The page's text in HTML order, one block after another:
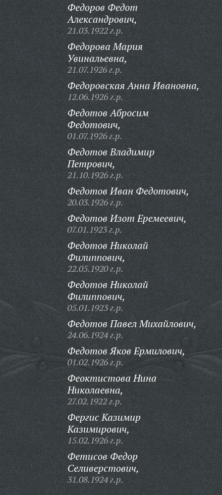
Федоров Федот
Александрович,
21.03.1922 г.р.
Федорова Мария
Увинальевна,
21.07.1926 г.р.
Федоровская Анна Ивановна,
12.06.1926 г.р.
Федотов Абросим
Федотович,
01.07.1926 г.р.
Федотов Владимир
Петрович,
21.10.1926 г.р.
Федотов Иван Федотович,
20.03.1926 г.р.
Федотов Изот Еремеевич,
07.01.1923 г.р.
Федотов Николай
Филиппович,
22.05.1920 г.р.
Федотов Николай
Филиппович,
05.01.1923 г.р.
Федотов Павел Михайлович,
24.06.1924 г.р.
Федотов Яков Ермилович,
01.02.1926 г.р.
Феоктистова Нина
Николаевна,
27.02.1922 г.р.
Фергис Казимир
Казимирович,
15.02.1926 г.р.
Фетисов Федор
Селиверстович,
31.08.1924 г.р.